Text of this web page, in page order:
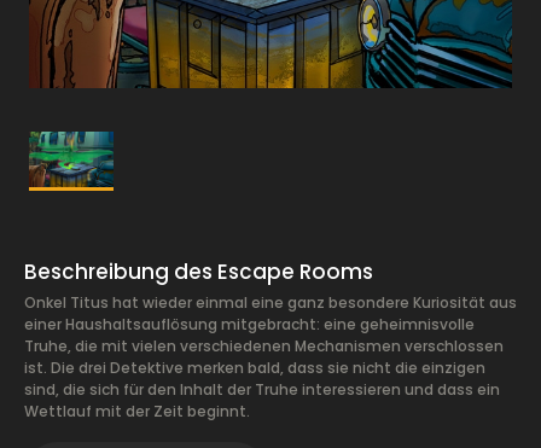
Beschreibung des Escape Rooms
Onkel Titus hat wieder einmal eine ganz besondere Kuriosität aus
einer Haushaltsauflösung mitgebracht: eine geheimnisvolle
Truhe, die mit vielen verschiedenen Mechanismen verschlossen
ist. Die drei Detektive merken bald, dass sie nicht die einzigen
sind, die sich für den Inhalt der Truhe interessieren und dass ein
Wettlauf mit der Zeit beginnt.